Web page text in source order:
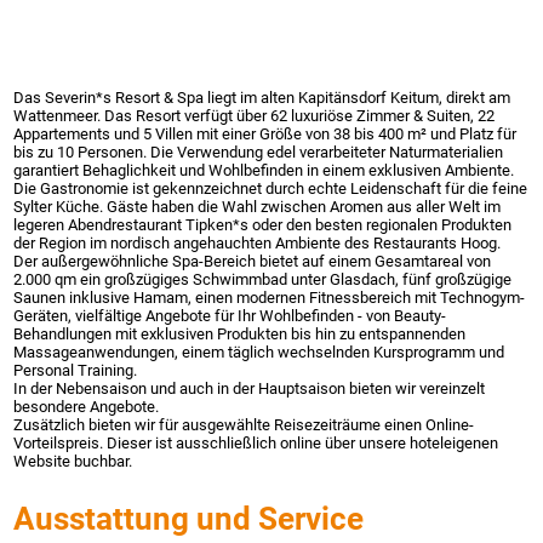
Ausstattung und Service
Das Severin*s Resort & Spa liegt im alten Kapitänsdorf Keitum, direkt am
Wattenmeer. Das Resort verfügt über 62 luxuriöse Zimmer & Suiten, 22
Appartements und 5 Villen mit einer Größe von 38 bis 400 m² und Platz für
bis zu 10 Personen. Die Verwendung edel verarbeiteter Naturmaterialien
garantiert Behaglichkeit und Wohlbefinden in einem exklusiven Ambiente.
Die Gastronomie ist gekennzeichnet durch echte Leidenschaft für die feine
Sylter Küche. Gäste haben die Wahl zwischen Aromen aus aller Welt im
legeren Abendrestaurant Tipken*s oder den besten regionalen Produkten
der Region im nordisch angehauchten Ambiente des Restaurants Hoog.
Der außergewöhnliche Spa-Bereich bietet auf einem Gesamtareal von
2.000 qm ein großzügiges Schwimmbad unter Glasdach, fünf großzügige
Saunen inklusive Hamam, einen modernen Fitnessbereich mit Technogym-
Geräten, vielfältige Angebote für Ihr Wohlbefinden - von Beauty-
Behandlungen mit exklusiven Produkten bis hin zu entspannenden
Massageanwendungen, einem täglich wechselnden Kursprogramm und
Personal Training.
In der Nebensaison und auch in der Hauptsaison bieten wir vereinzelt
besondere Angebote.
Zusätzlich bieten wir für ausgewählte Reisezeiträume einen Online-
Vorteilspreis. Dieser ist ausschließlich online über unsere hoteleigenen
Website buchbar.